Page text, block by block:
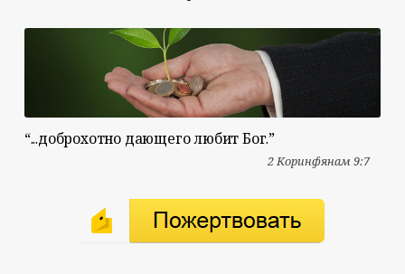
“...доброхотно дающего любит Бог.”
2 Коринфянам 9:7